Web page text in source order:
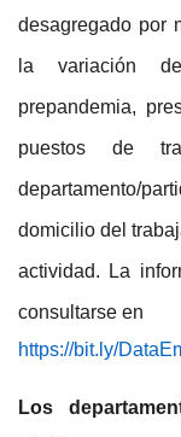
desagregado por
la variación
prepandemia,
puestos de
departamento/
domicilio del
actividad. La
consultarse en
https://bit.ly/
Los